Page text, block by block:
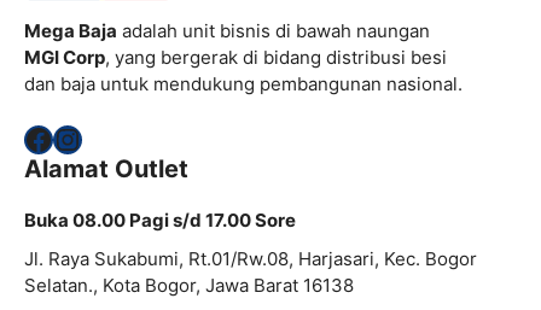
Mega Baja adalah unit bisnis di bawah naungan
MGI Corp, yang bergerak di bidang distribusi besi
dan baja untuk mendukung pembangunan nasional.
Facebook
Instagram
Alamat Outlet
Buka 08.00 Pagi s/d 17.00 Sore
Jl. Raya Sukabumi, Rt.01/Rw.08, Harjasari, Kec. Bogor
Selatan., Kota Bogor, Jawa Barat 16138